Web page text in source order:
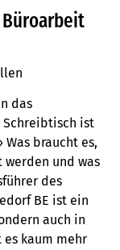
das
Schreibtisch ist
braucht es,
werden und was
des
BE ist ein
auch in
kaum mehr